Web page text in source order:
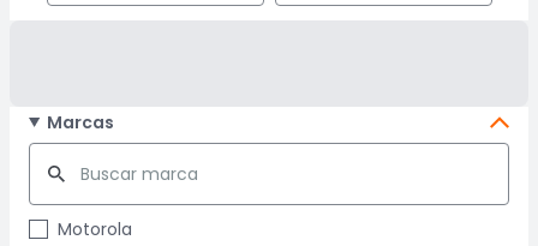
Marcas
Motorola